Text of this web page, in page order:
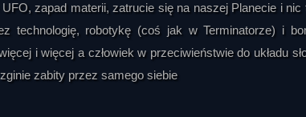
zapad materii, zatrucie się na naszej Planecie i
technologię, robotykę (coś jak w Terminatorze) i
i więcej a człowiek w przeciwieństwie do układu
zabity przez samego siebie